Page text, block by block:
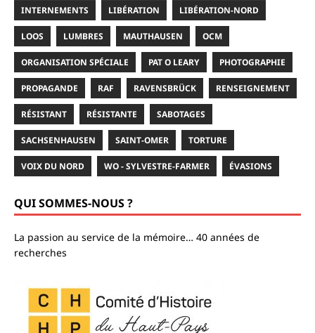
INTERNEMENTS LIBÉRATION LIBÉRATION-NORD
LOOS LUMBRES MAUTHAUSEN OCM
ORGANISATION SPÉCIALE PAT O LEARY PHOTOGRAPHIE
PROPAGANDE RAF RAVENSBRÜCK RENSEIGNEMENT
RÉSISTANT RÉSISTANTE SABOTAGES
SACHSENHAUSEN SAINT-OMER TORTURE
VOIX DU NORD WO - SYLVESTRE-FARMER ÉVASIONS
QUI SOMMES-NOUS ?
La passion au service de la mémoire… 40 années de
recherches